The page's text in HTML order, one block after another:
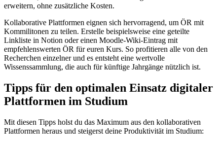
erweitern, ohne zusätzliche Kosten.
Kollaborative Plattformen eignen sich hervorragend, um ÖR mit
Kommilitonen zu teilen. Erstelle beispielsweise eine geteilte
Linkliste in Notion oder einen Moodle-Wiki-Eintrag mit
empfehlenswerten ÖR für euren Kurs. So profitieren alle von den
Recherchen einzelner und es entsteht eine wertvolle
Wissenssammlung, die auch für künftige Jahrgänge nützlich ist.
Tipps für den optimalen Einsatz digitaler
Plattformen im Studium
Mit diesen Tipps holst du das Maximum aus den kollaborativen
Plattformen heraus und steigerst deine Produktivität im Studium: